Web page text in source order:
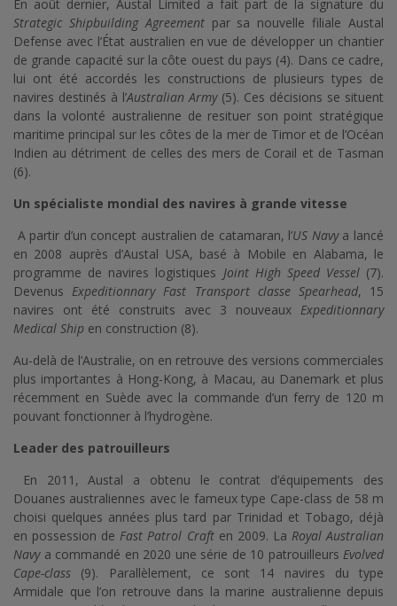
En août dernier, Austal Limited a fait part de la signature du
Strategic Shipbuilding Agreement par sa nouvelle filiale Austal
Defense avec l’État australien en vue de développer un chantier
de grande capacité sur la côte ouest du pays (4). Dans ce cadre,
lui ont été accordés les constructions de plusieurs types de
navires destinés à l’Australian Army(5). Ces décisions se situent
dans la volonté australienne de resituer son point stratégique
maritime principal sur les côtes de la mer de Timor et de l’Océan
Indien au détriment de celles des mers de Corail et de Tasman
(6).
Un spécialiste mondial des navires à grande vitesse
A partir d’un concept australien de catamaran, l’US Navya lancé
en 2008 auprès d’Austal USA, basé à Mobile en Alabama, le
programme de navires logistiques Joint High Speed Vessel(7).
Devenus Expeditionnary Fast Transport classe Spearhead, 15
navires ont été construits avec 3 nouveaux Expeditionnary
Medical Ship en construction (8).
Au-delà de l’Australie, on en retrouve des versions commerciales
plus importantes à Hong-Kong, à Macau, au Danemark et plus
récemment en Suède avec la commande d’un ferry de 120 m
pouvant fonctionner à l’hydrogène.
Leader des patrouilleurs
En 2011, Austal a obtenu le contrat d’équipements des
Douanes australiennes avec le fameux type Cape-class de 58 m
choisi quelques années plus tard par Trinidad et Tobago, déjà
en possession de Fast Patrol Craften 2009. La Royal Australian
Navy a commandé en 2020 une série de 10 patrouilleurs Evolved
Cape-class (9). Parallèlement, ce sont 14 navires du type
Armidale que l’on retrouve dans la marine australienne depuis